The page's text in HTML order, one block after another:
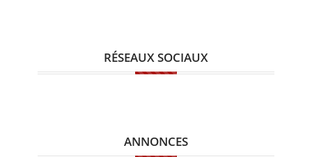
RÉSEAUX SOCIAUX
ANNONCES